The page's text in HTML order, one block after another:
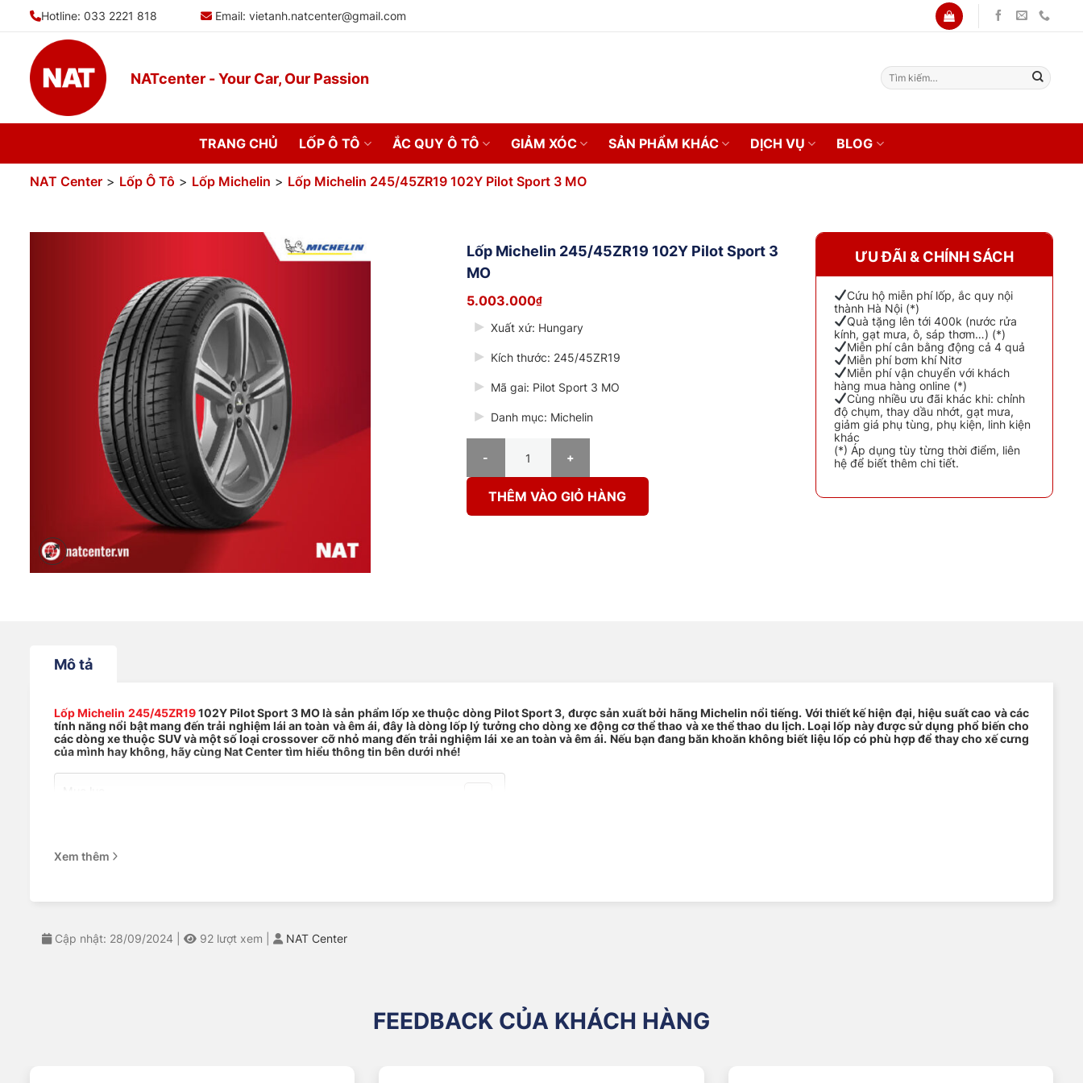
Hotline: 033 2221 818 Email: vietanh.natcenter@gmail.com
NATcenter - Your Car, Our Passion
Tìm
kiếm:
TRANG CHỦ LỐP Ô TÔ ẮC QUY Ô TÔ GIẢM XÓC SẢN PHẨM KHÁC DỊCH VỤ BLOG
NAT Center > Lốp Ô Tô > Lốp Michelin > Lốp Michelin 245/45ZR19 102Y Pilot Sport 3 MO
Lốp Michelin 245/45ZR19 102Y Pilot Sport 3
MO
5.003.000₫
Xuất xứ: Hungary
Kích thước: 245/45ZR19
Mã gai: Pilot Sport 3 MO
Danh mục: Michelin
THÊM VÀO GIỎ HÀNG
ƯU ĐÃI & CHÍNH SÁCH
Cứu hộ miễn phí lốp, ắc quy nội
thành Hà Nội (*)
Quà tặng lên tới 400k (nước rửa
kính, gạt mưa, ô, sáp thơm…) (*)
Miễn phí cân bằng động cả 4 quả
Miễn phí bơm khí Nitơ
Miễn phí vận chuyển với khách
hàng mua hàng online (*)
Cùng nhiều ưu đãi khác khi: chỉnh
độ chụm, thay dầu nhớt, gạt mưa,
giảm giá phụ tùng, phụ kiện, linh kiện
khác
(*) Áp dụng tùy từng thời điểm, liên
hệ để biết thêm chi tiết.
Mô tả
Lốp Michelin 245/45ZR19102Y Pilot Sport 3 MO là sản phẩm lốp xe thuộc dòng Pilot Sport 3, được sản xuất bởi hãng Michelin nổi tiếng. Với thiết kế hiện đại, hiệu suất cao và các
tính năng nổi bật mang đến trải nghiệm lái an toàn và êm ái, đây là dòng lốp lý tưởng cho dòng xe động cơ thể thao và xe thể thao du lịch. Loại lốp này được sử dụng phổ biến cho
các dòng xe thuộc SUV và một số loại crossover cỡ nhỏ mang đến trải nghiệm lái xe an toàn và êm ái. Nếu bạn đang băn khoăn không biết liệu lốp có phù hợp để thay cho xế cưng
của mình hay không, hãy cùng Nat Center tìm hiểu thông tin bên dưới nhé!
ĐẶC TÍNH CỦA LỐP
THÔNG SỐ KỸ THUẬT
Tên sản phẩm
Lốp Michelin 245/45ZR19 102Y Pilot Sport 3 MO
PILOT SPORT 3 MO
Xem thêm
Cập nhật: 28/09/2024 92 lượt xem NAT Center
FEEDBACK CỦA KHÁCH HÀNG